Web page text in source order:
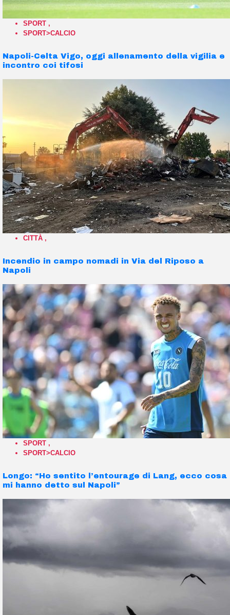
SPORT ,
SPORT>CALCIO
Napoli-Celta Vigo, oggi allenamento della vigilia e
incontro coi tifosi
CITTÀ ,
Incendio in campo nomadi in Via del Riposo a
Napoli
SPORT ,
SPORT>CALCIO
Longo: “Ho sentito l’entourage di Lang, ecco cosa
mi hanno detto sul Napoli”